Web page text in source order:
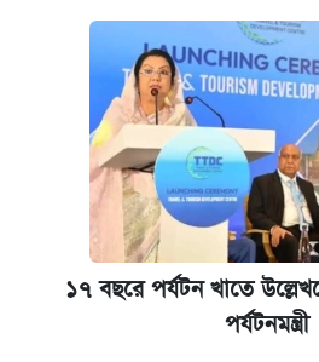
আবেদন শুরু
১৭ বছরে পর্যটন খাতে
পর্যটনমন্ত্রী